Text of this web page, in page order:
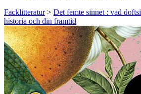
Facklitteratur> Det femte sinnet : vad
historia och din framtid